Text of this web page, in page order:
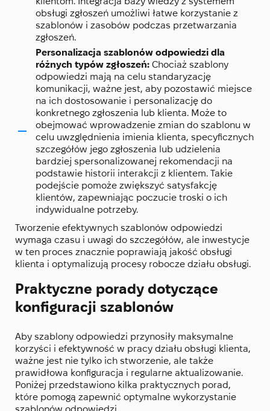
obsługi zgłoszeń umożliwi łatwe korzystanie z
szablonów i zasobów podczas przetwarzania
zgłoszeń.
Personalizacja szablonów odpowiedzi dla
różnych typów zgłoszeń: Chociaż szablony
odpowiedzi mają na celu standaryzację
komunikacji, ważne jest, aby pozostawić miejsce
na ich dostosowanie i personalizację do
konkretnego zgłoszenia lub klienta. Może to
obejmować wprowadzenie zmian do szablonu w
celu uwzględnienia imienia klienta, specyficznych
szczegółów jego zgłoszenia lub udzielenia
bardziej spersonalizowanej rekomendacji na
podstawie historii interakcji z klientem. Takie
podejście pomoże zwiększyć satysfakcję
klientów, zapewniając poczucie troski o ich
indywidualne potrzeby.
Tworzenie efektywnych szablonów odpowiedzi
wymaga czasu i uwagi do szczegółów, ale inwestycje
w ten proces znacznie poprawiają jakość obsługi
klienta i optymalizują procesy robocze działu obsługi.
Praktyczne porady dotyczące
konfiguracji szablonów
Aby szablony odpowiedzi przynosiły maksymalne
korzyści i efektywność w pracy działu obsługi klienta,
ważne jest nie tylko ich stworzenie, ale także
prawidłowa konfiguracja i regularne aktualizowanie.
Poniżej przedstawiono kilka praktycznych porad,
które pomogą zapewnić optymalne wykorzystanie